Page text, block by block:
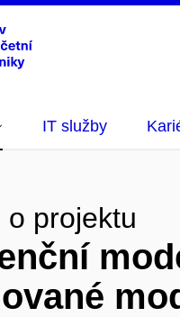
IT služby
o projektu